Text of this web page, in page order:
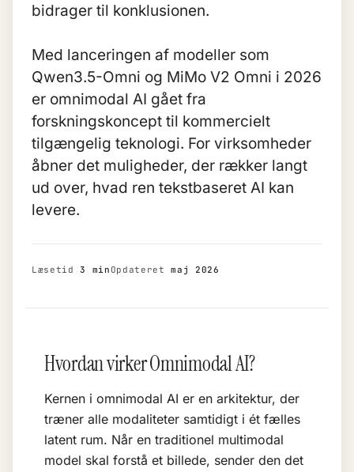
bidrager til konklusionen.
Med lanceringen af modeller som
Qwen3.5-Omni og MiMo V2 Omni i 2026
er omnimodal AI gået fra
forskningskoncept til kommercielt
tilgængelig teknologi. For virksomheder
åbner det muligheder, der rækker langt
ud over, hvad ren tekstbaseret AI kan
levere.
Læsetid3 min Opdateretmaj 2026
Hvordan virker Omnimodal AI?
Kernen i omnimodal AI er en arkitektur, der
træner alle modaliteter samtidigt i ét fælles
latent rum. Når en traditionel multimodal
model skal forstå et billede, sender den det